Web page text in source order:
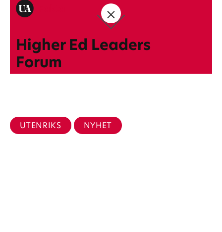
Higher Ed Leaders
Forum
UTENRIKS NYHET